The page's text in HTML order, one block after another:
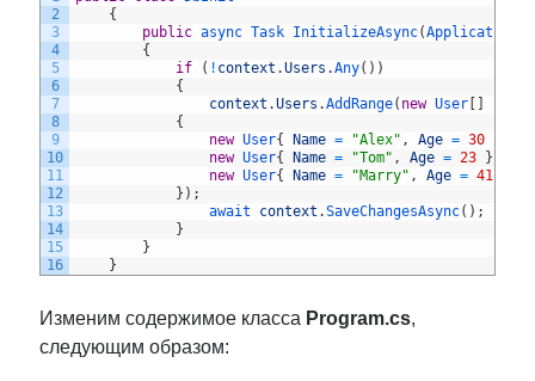
2
3
4
5
6
7
8
9
10
11
12
13
14
15
16
{
public async Task InitializeAsync(
{
if
( ! context .Users .Any( ) )
{
context .Users .AddRange( new User
{
new User{ Name = "Alex" , Age = 30
new User{ Name = "Tom" , Age = 23 }
new User{ Name = "Marry" , Age = 41
} ) ;
await context .SaveChangesAsync( ) ;
}
}
}
Изменим содержимое класса Program.cs,
следующим образом: